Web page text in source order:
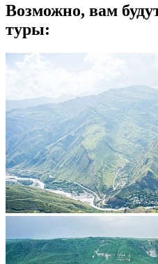
Возможно, вам
туры: